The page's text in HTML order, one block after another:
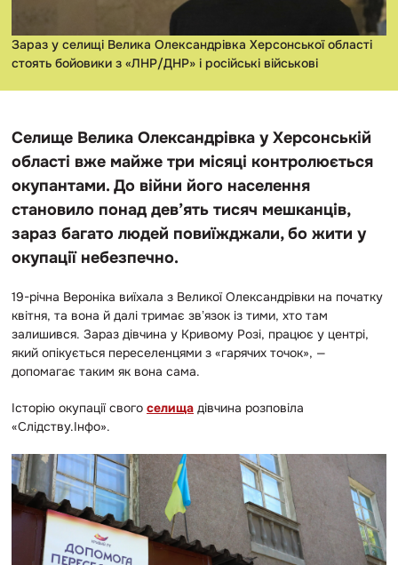
Зараз у селищі Велика Олександрівка Херсонської області
стоять бойовики з «ЛНР/ДНР» і російські військові
Селище Велика Олександрівка у Херсонській
області вже майже три місяці контролюється
окупантами. До війни його населення
становило понад дев’ять тисяч мешканців,
зараз багато людей повиїжджали, бо жити у
окупації небезпечно.
19-річна Вероніка виїхала з Великої Олександрівки на початку
квітня, та вона й далі тримає звʼязок із тими, хто там
залишився. Зараз дівчина у Кривому Розі, працює у центрі,
який опікується переселенцями з «гарячих точок», —
допомагає таким як вона сама.
Історію окупації свого селища дівчина розповіла
«Слідству.Інфо».